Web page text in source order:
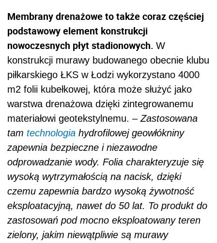
Membrany drenażowe to także coraz częściej
podstawowy element konstrukcji
nowoczesnych płyt stadionowych. W
konstrukcji murawy budowanego obecnie klubu
piłkarskiego ŁKS w Łodzi wykorzystano 4000
m2 folii kubełkowej, która może służyć jako
warstwa drenażowa dzięki zintegrowanemu
materiałowi geotekstylnemu. – Zastosowana
tam technologia hydrofilowej geowłókniny
zapewnia bezpieczne i niezawodne
odprowadzanie wody. Folia charakteryzuje się
wysoką wytrzymałością na nacisk, dzięki
czemu zapewnia bardzo wysoką żywotność
eksploatacyjną, nawet do 50 lat. To produkt do
zastosowań pod mocno eksploatowany teren
zielony, jakim niewątpliwie są murawy